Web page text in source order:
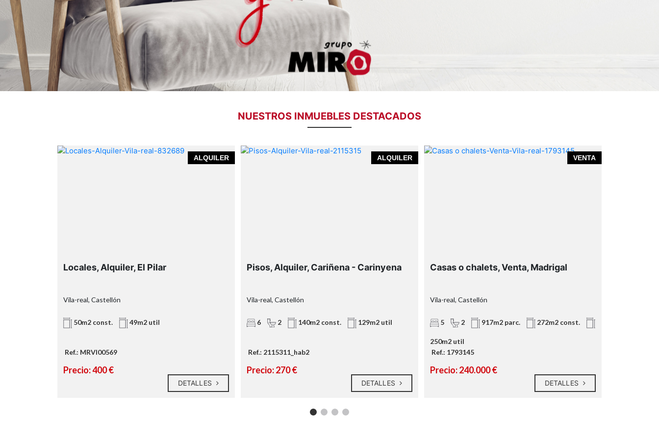
NUESTROS INMUEBLES DESTACADOS
ALQUILER
Locales, Alquiler, El Pilar
Vila-real, Castellón
50m2 const. 49m2 util
Ref.: MRVI00569
Precio: 400 €
DETALLES
ALQUILER
Habitación Premium en Piso Compartido
Dimensiones generosas:Gracias a los
Tendrás espacio de sobra para tu
cama, armario y una zona de
escritorio/oficina completa.
inundadas de luz natural durante todo
el día y con vistas despejadas al
Ideal para
estudiantes o profesionales que
concentrarse sin las distracciones de
Pisos, Alquiler, Cariñena - Carinyena
Vila-real, Castellón
6 2 140m2 const. 129m2 util
Ref.: 2115311_hab2
Precio: 270 €
DETALLES
VENTA
Casas o chalets, Venta, Madrigal
Vila-real, Castellón
5 2 917m2 parc. 272m2 const.
250m2 util
Ref.: 1793145
Precio: 240.000 €
DETALLES